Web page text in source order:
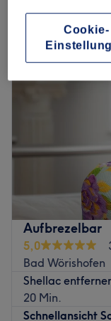
Aufbrezelbar
5,0
Bad Wörishofen
Shellac
20 Min.
Schnellansicht
Cookie-